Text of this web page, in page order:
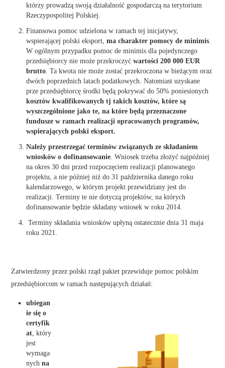
którzy prowadzą swoją działalność gospodarczą na terytorium
Rzeczypospolitej Polskiej.
Finansowa pomoc udzielona w ramach tej inicjatywy,
wspierającej polski eksport,ma charakter pomocy de minimis
W ogólnym przypadku pomoc de minimis dla pojedynczego
przedsiębiorcy nie może przekroczyćwartości 200 000 EUR
brutto . Ta kwota nie może zostać przekroczona w bieżącym oraz
dwóch poprzednich latach podatkowych. Natomiast uzyskane
prze przedsiębiorcę środki będą pokrywać do 50% poniesionych
kosztów kwalifikowanych tj takich kosztów, które są
wyszczególnione jako te, na które będą przeznaczone
fundusze w ramach realizacji opracowanych programów,
wspierających polski eksport.
Należy przestrzegać terminów związanych ze składaniem
wniosków o dofinansowanie . Wniosek trzeba złożyć najpóźniej
na okres 30 dni przed rozpoczęciem realizacji planowanego
projektu, a nie później niż do 31 października danego roku
kalendarzowego, w którym projekt przewidziany jest do
realizacji. Terminy te nie dotyczą projektów, na których
dofinansowanie będzie składany wniosek w roku 2014.
Terminy składania wniosków upłyną ostatecznie dnia 31 maja
roku 2021.
Zatwierdzony przez polski rząd pakiet przewiduje pomoc polskim
przedsiębiorcom w ramach następujących działań:
ubiegan
ie się o
certyfik
at , który
jest
wymaga
nychna